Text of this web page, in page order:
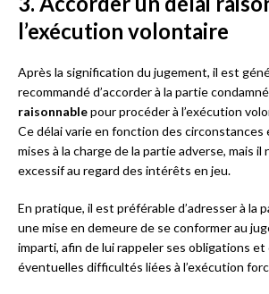
l’exécution volontaire
Après la signification du jugement, il est
recommandé d’accorder à la partie
raisonnablepour procéder à l’exécution
Ce délai varie en fonction des circonstances
mises à la charge de la partie adverse, mais
excessif au regard des intérêts en jeu.
En pratique, il est préférable d’adresser à la
une mise en demeure de se conformer au
imparti, afin de lui rappeler ses obligations et
éventuelles difficultés liées à l’exécution